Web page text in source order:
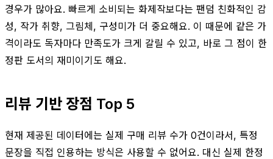
경우가 많아요. 빠르게 소비되는 화제작보다는 팬덤 친화적인 감
성, 작가 취향, 그림체, 구성미가 더 중요해요. 이 때문에 같은 가
격이라도 독자마다 만족도가 크게 갈릴 수 있고, 바로 그 점이 한
정판 도서의 재미이기도 해요.
리뷰 기반 장점 Top 5
현재 제공된 데이터에는 실제 구매 리뷰 수가 0건이라서, 특정
문장을 직접 인용하는 방식은 사용할 수 없어요. 대신 실제 한정